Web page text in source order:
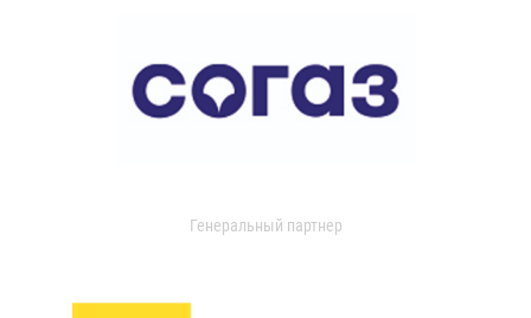
Генеральный партнер